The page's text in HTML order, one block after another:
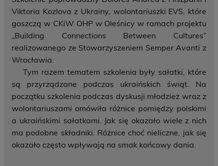
Viktoria Kozlova z Ukrainy, wolontariuszki EVS, które
goszczą w CKiW OHP w Oleśnicy w ramach projektu
„Building Connections Between Cultures”
realizowanego ze Stowarzyszeniem Semper Avanti z
Wrocławia.
Tym razem tematem szkolenia były sałatki, które
są przyrządzane podczas ukraińskich świąt. Na
początku szkolenia podczas dyskusji młodzież wraz z
wolontariuszami omówiła różnice pomiędzy polskimi
a ukraińskimi sałatkami. Jak się okazało wiele z nich
ma podobne składniki. Różnice choć nieliczne, jak się
okazało często wpływają na smak końcowy dania.